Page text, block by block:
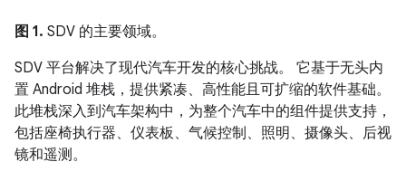
图 1. SDV 的主要领域。
SDV 平台解决了现代汽车开发的核心挑战。 它基于无头内
置 Android 堆栈，提供紧凑、高性能且可扩缩的软件基础。
此堆栈深入到汽车架构中，为整个汽车中的组件提供支持，
包括座椅执行器、仪表板、气候控制、照明、摄像头、后视
镜和遥测。